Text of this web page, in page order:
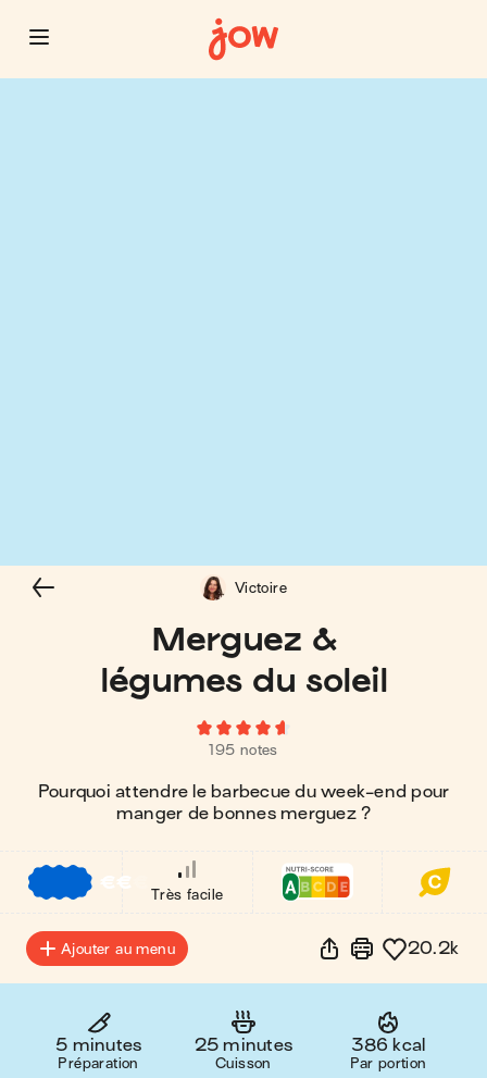
Merguez &
légumes du soleil
195 notes
Pourquoi attendre le barbecue du week-end pour
manger de bonnes merguez ?
Victoire
€€
Très facile
Ajouter au menu 20.2k
5 minutes
Préparation
25 minutes
Cuisson
386 kcal
Par portion